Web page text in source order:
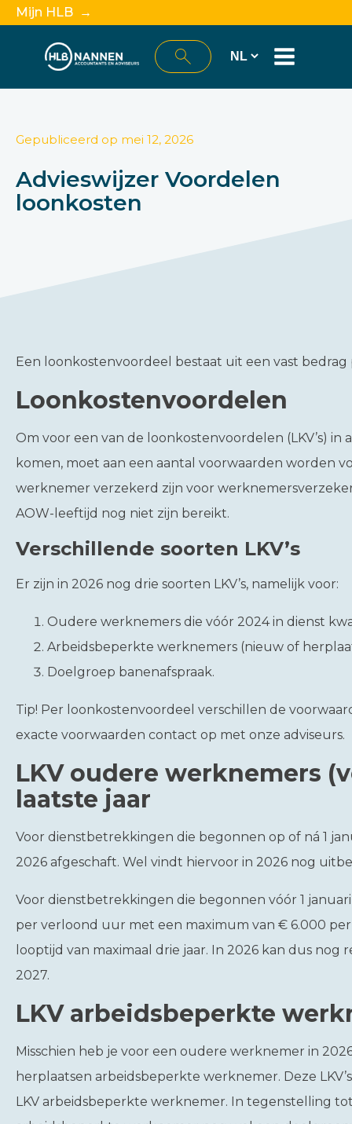
Mijn HLB →
Gepubliceerd op mei 12, 2026
Advieswijzer Voordelen
loonkosten
Een loonkostenvoordeel bestaat uit een vast
Loonkostenvoordelen
Om voor een van de loonkostenvoordelen (LKV’s) in
komen, moet aan een aantal voorwaarden worden
werknemer verzekerd zijn voor
AOW-leeftijd nog niet zijn bereikt.
Verschillende soorten LKV’s
Er zijn in 2026 nog drie soorten LKV’s, namelijk voor:
Oudere werknemers die vóór 2024 in dienst
Arbeidsbeperkte werknemers (nieuw of
Doelgroep banenafspraak.
Tip! Per loonkostenvoordeel verschillen de
exacte voorwaarden contact op met onze adviseurs.
LKV oudere werknemers
laatste jaar
Voor dienstbetrekkingen die begonnen op of ná 1
2026 afgeschaft. Wel vindt hiervoor in 2026 nog
Voor dienstbetrekkingen die begonnen vóór 1
per verloond uur met een maximum van € 6.000
looptijd van maximaal drie jaar. In 2026 kan dus
2027.
LKV arbeidsbeperkte
Misschien heb je voor een oudere werknemer in
herplaatsen arbeidsbeperkte werknemer. Deze
LKV arbeidsbeperkte werknemer. In tegenstelling